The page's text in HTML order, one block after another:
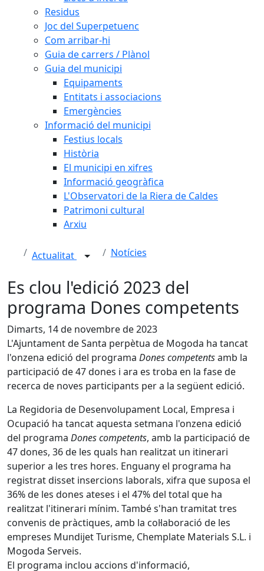
Residus
Joc del Superpetuenc
Com arribar-hi
Guia de carrers / Plànol
Guia del municipi
Equipaments
Entitats i associacions
Emergències
Informació del municipi
Festius locals
Història
El municipi en xifres
Informació geogràfica
L'Observatori de la Riera de Caldes
Patrimoni cultural
Arxiu
Actualitat Notícies
Es clou l'edició 2023 del
programa Dones competents
Dimarts, 14 de novembre de 2023
L'Ajuntament de Santa perpètua de Mogoda ha tancat
l'onzena edició del programa Dones competentsamb la
participació de 47 dones i ara es troba en la fase de
recerca de noves participants per a la següent edició.
La Regidoria de Desenvolupament Local, Empresa i
Ocupació ha tancat aquesta setmana l'onzena edició
del programa Dones competents, amb la participació de
47 dones, 36 de les quals han realitzat un itinerari
superior a les tres hores. Enguany el programa ha
registrat disset insercions laborals, xifra que suposa el
36% de les dones ateses i el 47% del total que ha
realitzat l'itinerari mínim. També s'han tramitat tres
convenis de pràctiques, amb la col·laboració de les
empreses Mundijet Turisme, Chemplate Materials S.L. i
Mogoda Serveis.
El programa inclou accions d'informació,